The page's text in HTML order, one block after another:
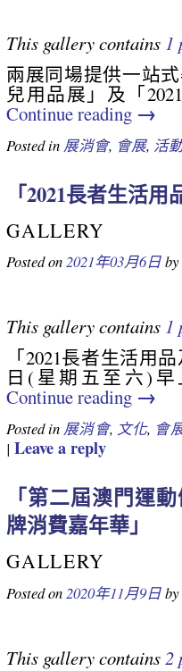
This gallery contains 1
兩展同場提供一站
兒用品展」及「
Continue reading →
Posted in 展消會, 會展, 活
「2021長者生活
GALLERY
Posted on 2021年03月6日by
This gallery contains 1
「2021長者生活用
日(星期五至六)
Continue reading →
Posted in 展消會, 文化, 會
| Leave a reply
「第二屆澳門運
牌消費嘉年華」
GALLERY
Posted on 2020年11月9日by
This gallery contains2